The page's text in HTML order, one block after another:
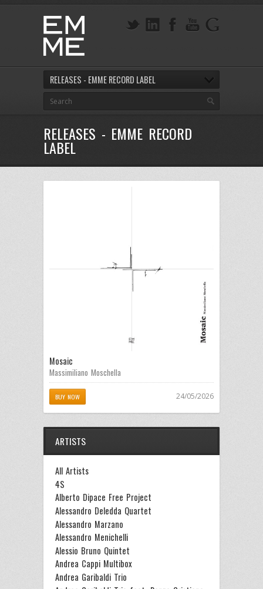
RELEASES - EMME RECORD LABEL
RELEASES - EMME RECORD
LABEL
Mosaic
Massimiliano Moschella
BUY NOW 24/05/2026
ARTISTS
All Artists
4S
Alberto Dipace Free Project
Alessandro Deledda Quartet
Alessandro Marzano
Alessandro Menichelli
Alessio Bruno Quintet
Andrea Cappi Multibox
Andrea Garibaldi Trio